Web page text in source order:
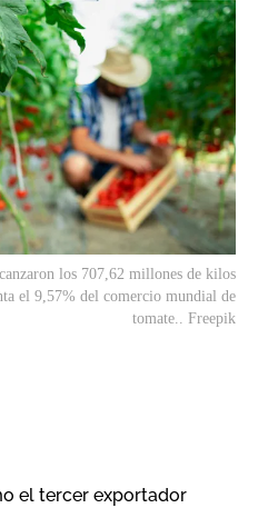
los 707,62 millones de kilos
el 9,57% del comercio mundial de
tomate.. Freepik
el tercer exportador